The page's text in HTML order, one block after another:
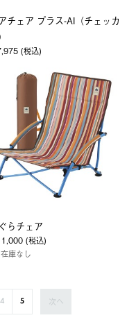
チェア プラス-AI（チェッカ
(税込)
らチェア
(税込)
庫なし
4 5 次へ